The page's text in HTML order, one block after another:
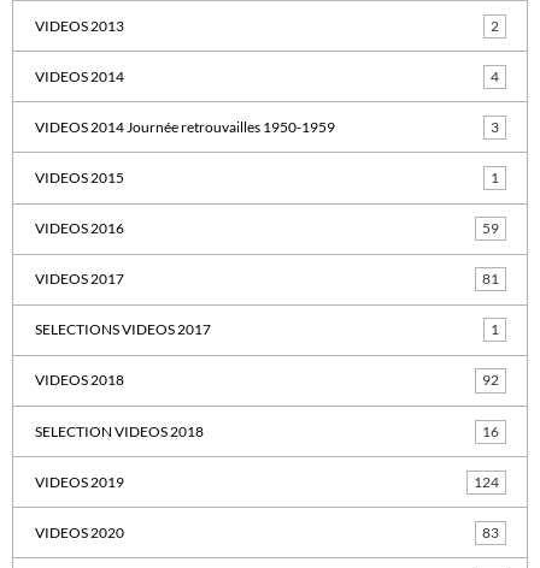
VIDEOS 2013 2
VIDEOS 2014 4
VIDEOS 2014 Journée retrouvailles 1950-1959 3
VIDEOS 2015 1
VIDEOS 2016 59
VIDEOS 2017 81
SELECTIONS VIDEOS 2017 1
VIDEOS 2018 92
SELECTION VIDEOS 2018 16
VIDEOS 2019 124
VIDEOS 2020 83